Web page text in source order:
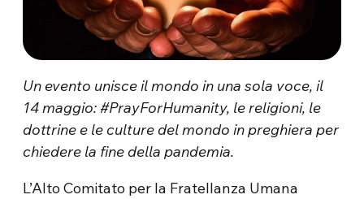
Un evento unisce il mondo in una sola voce, il
14 maggio: #PrayForHumanity, le religioni, le
dottrine e le culture del mondo in preghiera per
chiedere la fine della pandemia.
L’Alto Comitato per la Fratellanza Umana